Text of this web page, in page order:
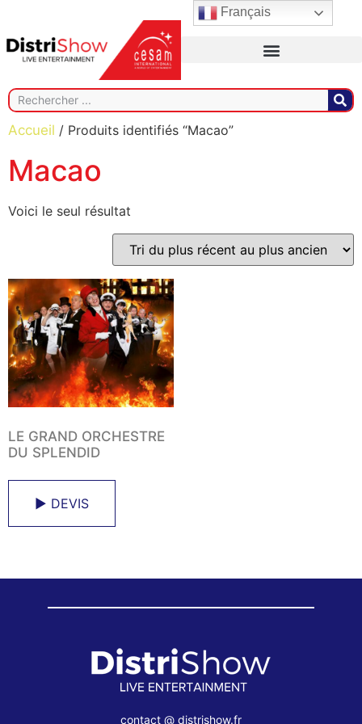
Accueil / Produits identifiés “Macao”
Macao
Voici le seul résultat
LE GRAND ORCHESTRE
DU SPLENDID
► DEVIS
contact @ distrishow.fr
Français